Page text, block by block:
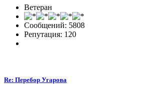
Ветеран
Сообщений: 5808
Репутация: 120
Re: Перебор Угарова